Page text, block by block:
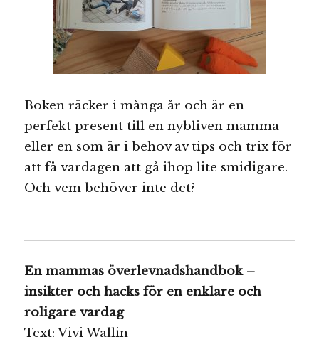
Boken räcker i många år och är en
perfekt present till en nybliven mamma
eller en som är i behov av tips och trix för
att få vardagen att gå ihop lite smidigare.
Och vem behöver inte det?
En mammas överlevnadshandbok –
insikter och hacks för en enklare och
roligare vardag
Text: Vivi Wallin